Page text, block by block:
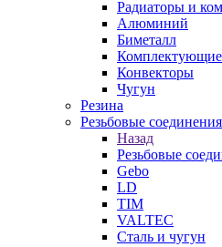
Радиаторы и
Алюминий
Биметалл
Комплектующие
Конвекторы
Чугун
Резина
Резьбовые соединения
Назад
Резьбовые
Gebo
LD
TIM
VALTEC
Сталь и чугун